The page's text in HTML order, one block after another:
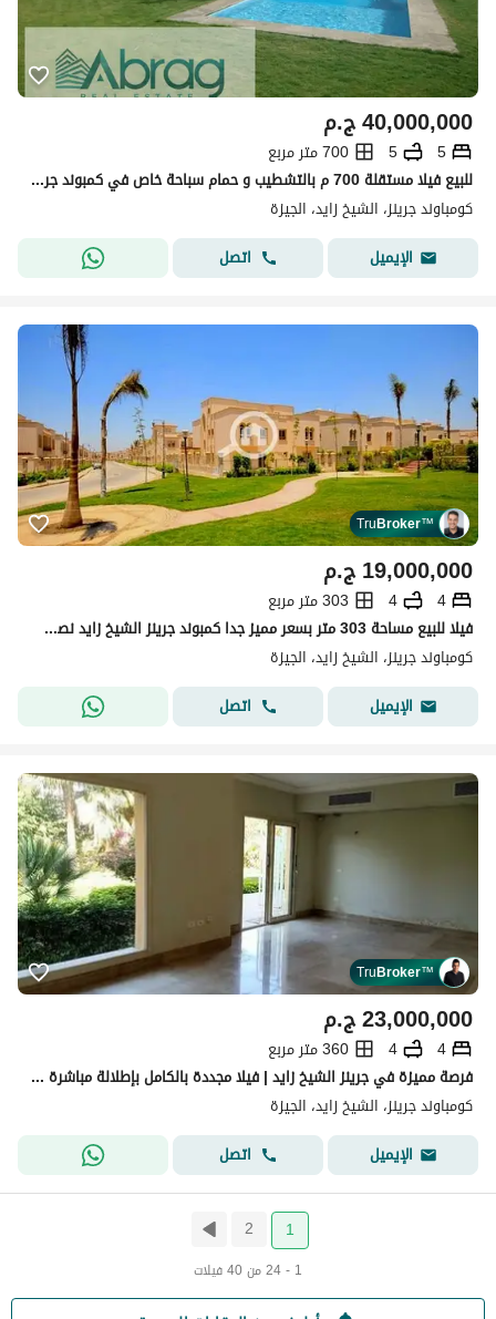
ج.م40,000,000
5
5
700 متر مربع
للبيع فيلا مستقلة 700 م بالتشطيب و حمام سباحة خاص في كمبوند جرينز الشيخ زايد
كومباوند جرينز، الشيخ زايد، الجيزة
الإيميل
اتصل
TruBroker™
ج.م19,000,000
4
4
303 متر مربع
فيلا للبيع مساحة 303 متر بسعر مميز جدا كمبوند جرينز الشيخ زايد نصف تشطيب
كومباوند جرينز، الشيخ زايد، الجيزة
الإيميل
اتصل
TruBroker™
ج.م23,000,000
4
4
360 متر مربع
فرصة مميزة في جرينز الشيخ زايد | فيلا مجددة بالكامل بإطلالة مباشرة على البحيرة واللاند سكيب فيلا فاخرة بإطلالة رائعة داخل جرينز الشيخ زايد
كومباوند جرينز، الشيخ زايد، الجيزة
الإيميل
اتصل
1
2
1 - 24 من 40 فيلات